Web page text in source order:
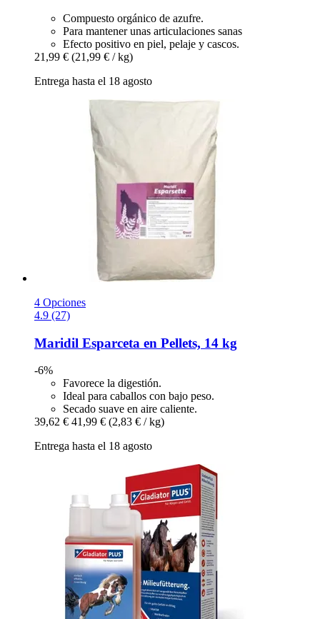
Compuesto orgánico de azufre.
Para mantener unas articulaciones sanas
Efecto positivo en piel, pelaje y cascos.
21,99 € (21,99 € / kg)
Entrega hasta el 18 agosto
4 Opciones
4.9 (27)
Maridil Esparceta en Pellets, 14 kg
-6%
Favorece la digestión.
Ideal para caballos con bajo peso.
Secado suave en aire caliente.
39,62 € 41,99 € (2,83 € / kg)
Entrega hasta el 18 agosto